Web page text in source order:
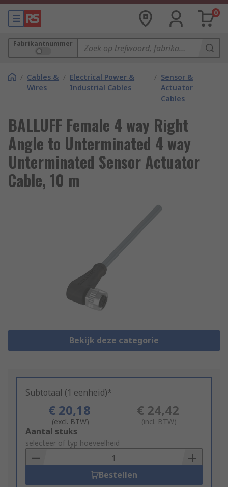
0
Fabrikantnummer
/ Cables &
Wires
/ Electrical Power &
Industrial Cables
/ Sensor &
Actuator
Cables
BALLUFF Female 4 way Right
Angle to Unterminated 4 way
Unterminated Sensor Actuator
Cable, 10 m
Bekijk deze categorie
Subtotaal (1 eenheid)*
€ 20,18
(excl. BTW)
€ 24,42
(incl. BTW)
Add
to
Basket
Aantal stuks
selecteer of typ hoeveelheid
Bestellen